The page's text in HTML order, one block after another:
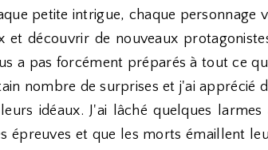
petite intrigue, chaque personnage
découvrir de nouveaux
a pas forcément préparés à tout ce
nombre de surprises et j'ai apprécié
idéaux. J'ai lâché quelques larmes
épreuves et que les morts émaillent